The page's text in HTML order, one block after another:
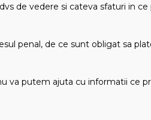
de vedere si cateva sfaturi in
penal, de ce sunt obligat sa
va putem ajuta cu informatii ce